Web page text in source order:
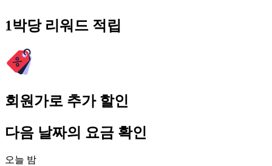
1박당 리워드 적립
회원가로 추가 할인
다음 날짜의 요금 확인
오늘 밤